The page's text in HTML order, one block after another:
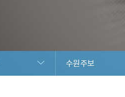
수원주보